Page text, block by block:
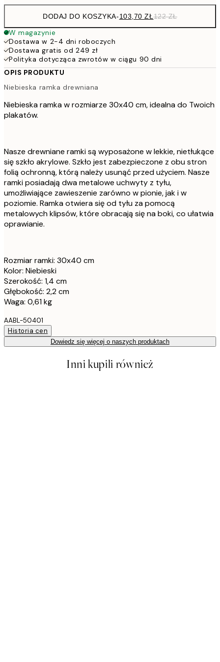
DODAJ DO KOSZYKA-103,70 ZŁ122 ZŁ
W magazynie
Dostawa w 2-4 dni roboczych
Dostawa gratis od 249 zł
Polityka dotycząca zwrotów w ciągu 90 dni
OPIS PRODUKTU
Niebieska ramka drewniana
Niebieska ramka w rozmiarze 30x40 cm, idealna do Twoich
plakatów.
Nasze drewniane ramki są wyposażone w lekkie, nietłukące
się szkło akrylowe. Szkło jest zabezpieczone z obu stron
folią ochronną, którą należy usunąć przed użyciem. Nasze
ramki posiadają dwa metalowe uchwyty z tyłu,
umożliwiające zawieszenie zarówno w pionie, jak i w
poziomie. Ramka otwiera się od tyłu za pomocą
metalowych klipsów, które obracają się na boki, co ułatwia
oprawianie.
Rozmiar ramki: 30x40 cm
Kolor: Niebieski
Szerokość: 1,4 cm
Głębokość: 2,2 cm
Waga: 0,61 kg
AABL-50401
Historia cen
Dowiedz się więcej o naszych produktach
Inni kupili również